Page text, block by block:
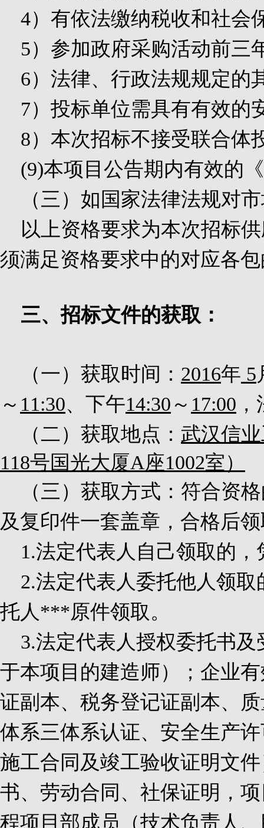
4）有依法缴纳税收和社会
5）参加政府采购活动前三
6）法律、行政法规规定的
7）投标单位需具有有效的
8）本次招标不接受联合体
(9)本项目公告期内有效的
（三）如国家法律法规对
以上资格要求为本次招标
须满足资格要求中的对应各
三、招标文件的获取：
（一）获取时间： 2016年 5
～ 11:30、下午14:30 ～ 17:00
（二）获取地点： 武汉信
118号国光大厦A座1002室）
（三）获取方式：符合资
及复印件一套盖章，合格后
1.法定代表人自己领取的
2.法定代表人委托他人领
托人***原件领取。
3.法定代表人授权委托书
于本项目的建造师）；企业
证副本、税务登记证副本、
体系三体系认证、安全生产
施工合同及竣工验收证明文
书、劳动合同、社保证明，
程项目部成员（技术负责人